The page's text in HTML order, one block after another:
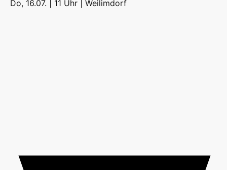
Do, 16.07. | 11 Uhr | Weilimdorf